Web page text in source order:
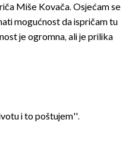
Miše Kovača. Osjećam se
mogućnost da ispričam tu
je ogromna, ali je prilika
i to poštujem''.